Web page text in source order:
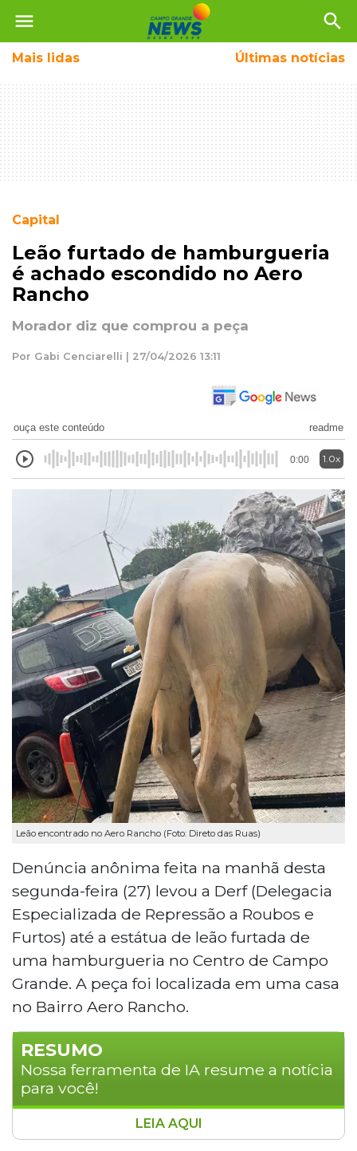
menu search
Mais lidas Últimas notícias
Capital
Leão furtado de hamburgueria
é achado escondido no Aero
Rancho
Morador diz que comprou a peça
Por Gabi Cenciarelli | 27/04/2026 13:11
ouça este conteúdo readme
0:00 1.0x
Leão encontrado no Aero Rancho (Foto: Direto das Ruas)
Denúncia anônima feita na manhã desta
segunda-feira (27) levou a Derf (Delegacia
Especializada de Repressão a Roubos e
Furtos) até a estátua de leão furtada de
uma hamburgueria no Centro de Campo
Grande. A peça foi localizada em uma casa
no Bairro Aero Rancho.
RESUMO
Nossa ferramenta de IA resume a notícia
para você!
Após denúncia anônima, a Delegacia
LEIA AQUI